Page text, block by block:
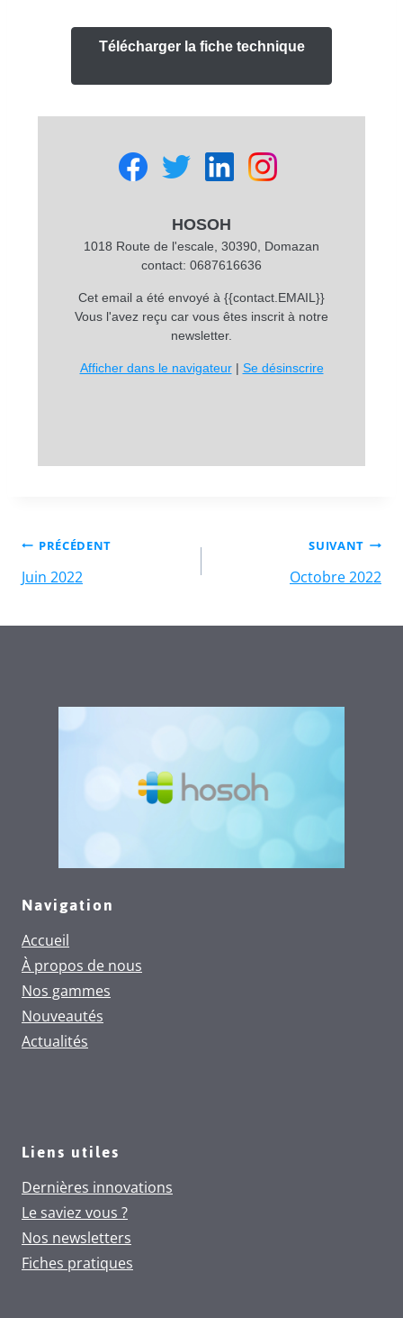
Télécharger la fiche technique
HOSOH
1018 Route de l'escale, 30390, Domazan
contact: 0687616636
Cet email a été envoyé à {{contact.EMAIL}}
Vous l'avez reçu car vous êtes inscrit à notre
newsletter.
Afficher dans le navigateur| Se désinscrire
PRÉCÉDENT
Juin 2022
SUIVANT
Octobre 2022
Navigation
Accueil
À propos de nous
Nos gammes
Nouveautés
Actualités
Liens utiles
Dernières innovations
Le saviez vous ?
Nos newsletters
Fiches pratiques